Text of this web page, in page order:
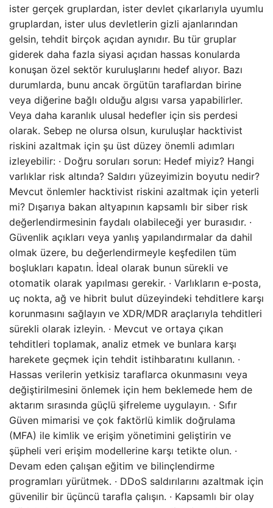
ister gerçek gruplardan, ister devlet çıkarlarıyla uyumlu
gruplardan, ister ulus devletlerin gizli ajanlarından
gelsin, tehdit birçok açıdan aynıdır. Bu tür gruplar
giderek daha fazla siyasi açıdan hassas konularda
konuşan özel sektör kuruluşlarını hedef alıyor. Bazı
durumlarda, bunu ancak örgütün taraflardan birine
veya diğerine bağlı olduğu algısı varsa yapabilirler.
Veya daha karanlık ulusal hedefler için sis perdesi
olarak. Sebep ne olursa olsun, kuruluşlar hacktivist
riskini azaltmak için şu üst düzey önemli adımları
izleyebilir: · Doğru soruları sorun: Hedef miyiz? Hangi
varlıklar risk altında? Saldırı yüzeyimizin boyutu nedir?
Mevcut önlemler hacktivist riskini azaltmak için yeterli
mi? Dışarıya bakan altyapının kapsamlı bir siber risk
değerlendirmesinin faydalı olabileceği yer burasıdır. ·
Güvenlik açıkları veya yanlış yapılandırmalar da dahil
olmak üzere, bu değerlendirmeyle keşfedilen tüm
boşlukları kapatın. İdeal olarak bunun sürekli ve
otomatik olarak yapılması gerekir. · Varlıkların e-posta,
uç nokta, ağ ve hibrit bulut düzeyindeki tehditlere karşı
korunmasını sağlayın ve XDR/MDR araçlarıyla tehditleri
sürekli olarak izleyin. · Mevcut ve ortaya çıkan
tehditleri toplamak, analiz etmek ve bunlara karşı
harekete geçmek için tehdit istihbaratını kullanın. ·
Hassas verilerin yetkisiz taraflarca okunmasını veya
değiştirilmesini önlemek için hem beklemede hem de
aktarım sırasında güçlü şifreleme uygulayın. · Sıfır
Güven mimarisi ve çok faktörlü kimlik doğrulama
(MFA) ile kimlik ve erişim yönetimini geliştirin ve
şüpheli veri erişim modellerine karşı tetikte olun. ·
Devam eden çalışan eğitim ve bilinçlendirme
programları yürütmek. · DDoS saldırılarını azaltmak için
güvenilir bir üçüncü tarafla çalışın. · Kapsamlı bir olay